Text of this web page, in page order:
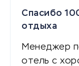
Спасибо
отдыха
Менеджер
отель с